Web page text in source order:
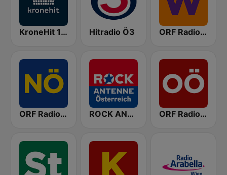
KroneHit 105.8 Hitradio Ö3 ORF Radio Wien
ORF Radio Niederösterreich ROCK ANTENNE Österreich ORF Radio Oberösterreich